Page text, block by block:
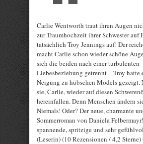
Carlie Wentworth traut ihren Augen
zur Traumhochzeit ihrer Schwester auf
tatsächlich Troy Jennings auf! Der
macht Carlie schon wieder schöne
sich die beiden nach einer turbulenten
Liebesbeziehung getrennt – Troy hatte
Neigung zu hübschen Models gezeigt.
sie, Carlie, wieder auf diesen
hereinfallen. Denn Menschen ändern
Niemals! Oder? Der neue, charmante
Sommerroman von Daniela
spannende, spritzige und sehr
(Leserin) (10 Rezensionen / 4,2